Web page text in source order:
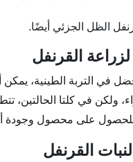
الظل الجزئي أيضًا.
لزراعة القرنفل
في التربة الطينية، يمكن
ولكن في كلتا الحالتين،
للحصول على محصول وجودة
القرنفل